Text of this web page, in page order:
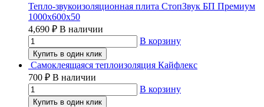
Тепло-звукоизоляционная плита СтопЗвук БП Премиум
1000х600х50
4,690 ₽ В наличии
В корзину
Купить в один клик
Самоклеящаяся теплоизоляция Кайфлекс
700 ₽ В наличии
В корзину
Купить в один клик